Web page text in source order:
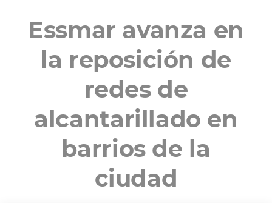
Essmar avanza en
la reposición de
redes de
alcantarillado en
barrios de la
ciudad